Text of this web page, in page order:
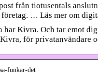
från tiotusentals
företag. … Läs mer om
har Kivra. Och tar emot
för privatanvändare
funkar-det